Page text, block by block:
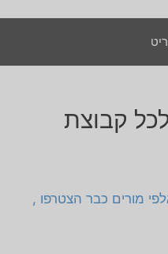
קבוצת
מורים כבר הצטרפו ,